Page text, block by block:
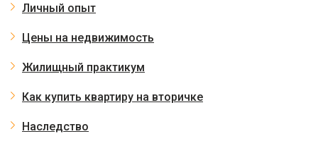
Личный опыт
Цены на недвижимость
Жилищный практикум
Как купить квартиру на вторичке
Наследство